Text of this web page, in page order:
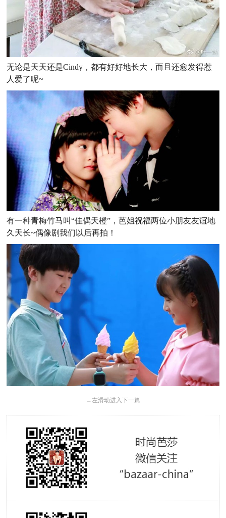
无论是天天还是Cindy，都有好好地长大，而且还愈发得惹
人爱了呢~
有一种青梅竹马叫“佳偶天橙”，芭姐祝福两位小朋友友谊地
久天长~偶像剧我们以后再拍！
← 左滑动进入下一篇